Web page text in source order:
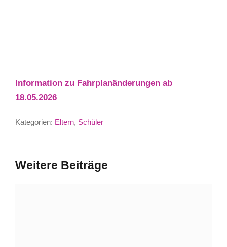
Information zu Fahrplanänderungen ab
18.05.2026
Kategorien: Eltern, Schüler
Weitere Beiträge